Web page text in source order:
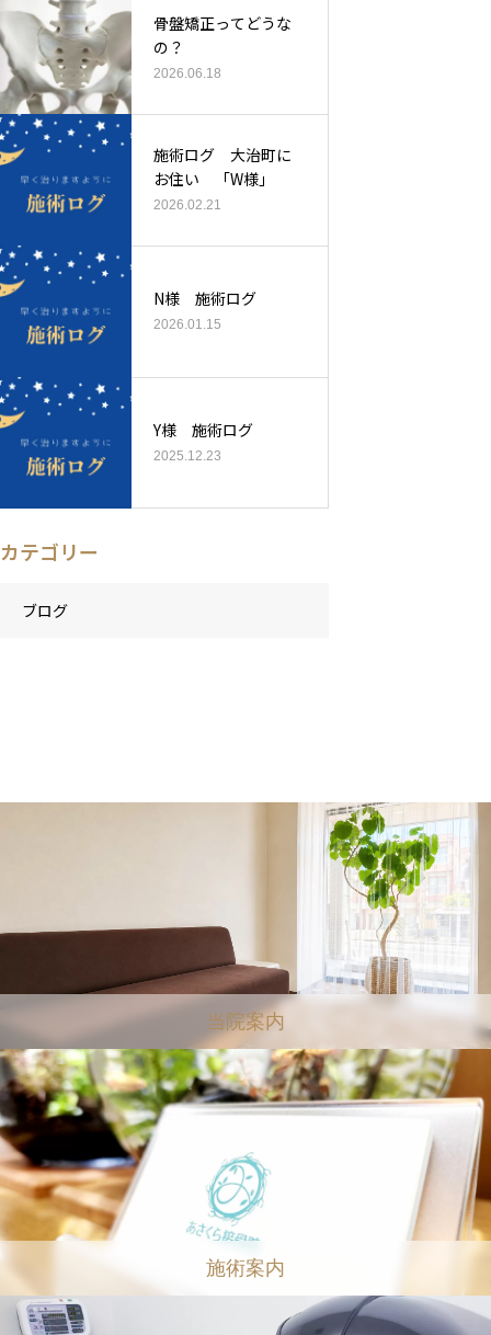
骨盤矯正ってどうな
の？
2026.06.18
施術ログ 大治町に
お住い 「W様」
2026.02.21
N様 施術ログ
2026.01.15
Y様 施術ログ
2025.12.23
カテゴリー
ブログ
当院案内
施術案内